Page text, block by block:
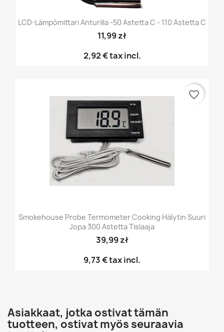
LCD-Lämpömittari Anturilla -50 Astetta C - 110 Astetta C
11,99 zł
2,92 €tax incl.
Smokehouse Probe Termometer Cooking Hälytin Suuri
Jopa 300 Astetta Tislaaja
39,99 zł
9,73 €tax incl.
favorite_border
Asiakkaat, jotka ostivat tämän
tuotteen, ostivat myös seuraavia